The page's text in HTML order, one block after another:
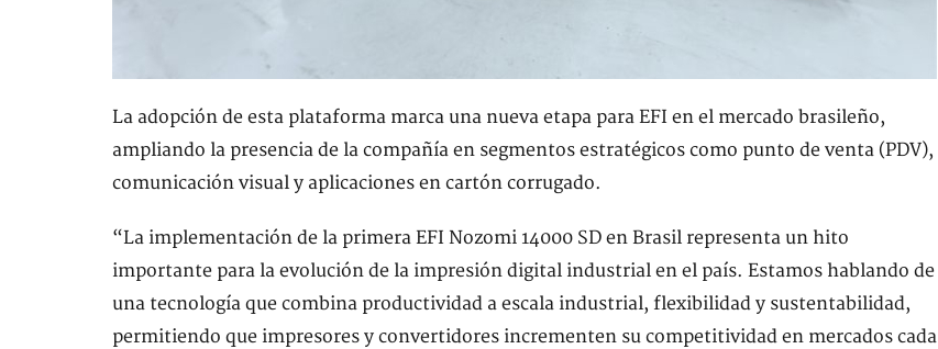
La adopción de esta plataforma marca una nueva etapa para EFI en el mercado brasileño,
ampliando la presencia de la compañía en segmentos estratégicos como punto de venta (PDV),
comunicación visual y aplicaciones en cartón corrugado.
“La implementación de la primera EFI Nozomi 14000 SD en Brasil representa un hito
importante para la evolución de la impresión digital industrial en el país. Estamos hablando de
una tecnología que combina productividad a escala industrial, flexibilidad y sustentabilidad,
permitiendo que impresores y convertidores incrementen su competitividad en mercados cada